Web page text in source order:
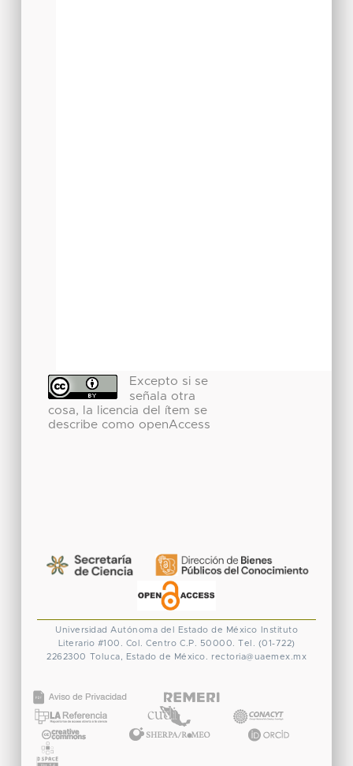
Excepto si se
señala otra
cosa, la licencia del ítem se
describe como openAccess
Universidad Autónoma del Estado de México
Instituto
Literario #100. Col. Centro C.P. 50000. Tel. (01-722)
2262300 Toluca, Estado de México. rectoria@uaemex.mx